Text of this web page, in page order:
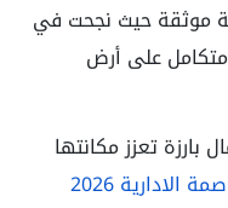
موثقة حيث نجحت في
متكامل على أرض
تعزز مكانتها
2026